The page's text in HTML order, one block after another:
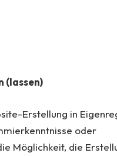
(lassen)
Erstellung in
oder
Möglichkeit, die